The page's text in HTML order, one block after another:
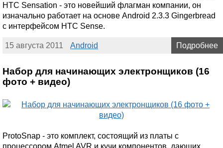
HTC Sensation - это новейший флагман компании, он
изначально работает на основе Android 2.3.3 Gingerbread
с интерфейсом HTC Sense.
15 августа 2011 Android Подробнее
Набор для начинающих электронщиков (16
фото + видео)
ProtoSnap - это комплект, состоящий из платы с
процессором Atmel AVR и кучи компонентов, дающих